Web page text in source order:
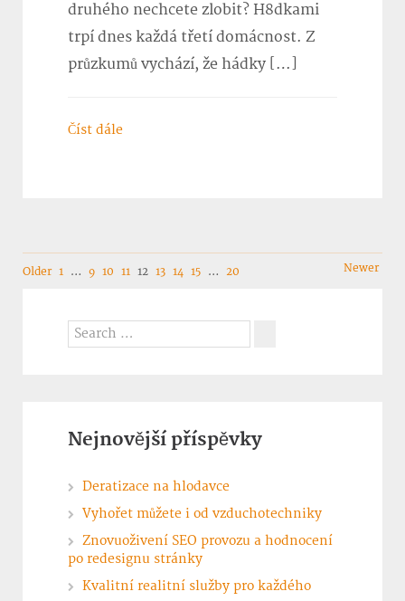
druhého nechcete zlobit? H8dkami
trpí dnes každá třetí domácnost. Z
průzkumů vychází, že hádky […]
Číst dále
Navigation
Older 1 … 9 10 11 12 13 14 15 … 20 Newer
Search
for:
Nejnovější příspěvky
Deratizace na hlodavce
Vyhořet můžete i od vzduchotechniky
Znovuoživení SEO provozu a hodnocení
po redesignu stránky
Kvalitní realitní služby pro každého